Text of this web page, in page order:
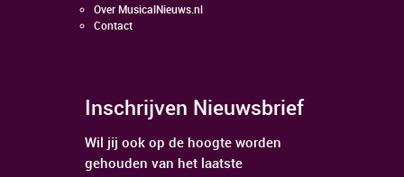
Over MusicalNieuws.nl
Contact
Inschrijven Nieuwsbrief
Wil jij ook op de hoogte worden
gehouden van het laatste